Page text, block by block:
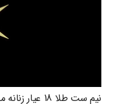
نیم ست طلا 18 عیار زنانه مدوپد مدل ستاره کد NA15396